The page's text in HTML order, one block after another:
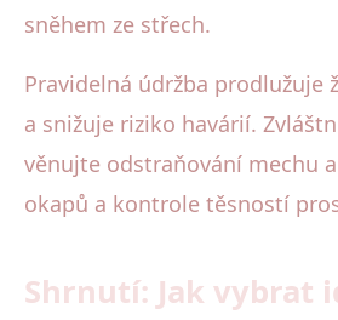
sněhem ze střech.
Pravidelná údržba prodlužuje
a snižuje riziko havárií.
věnujte odstraňování mechu
okapů a kontrole těsností
Shrnutí: Jak vybrat